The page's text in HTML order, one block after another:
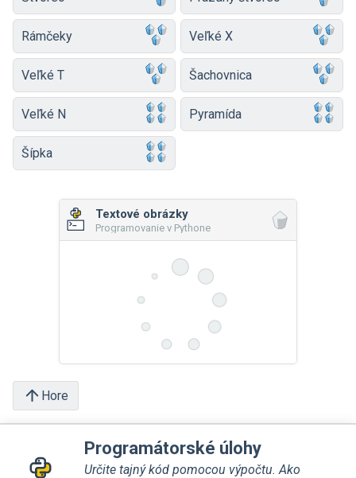
Rámčeky Veľké X
Veľké T Šachovnica
Veľké N Pyramída
Šípka
Textové obrázky
Programovanie v Pythone
Hore
Programátorské úlohy
Určite tajný kód pomocou výpočtu. Ako